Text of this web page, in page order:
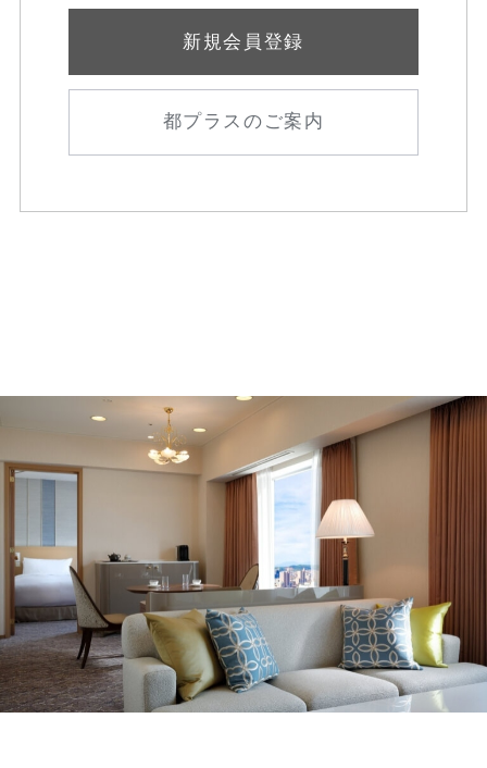
新規会員登録
都プラスのご案内